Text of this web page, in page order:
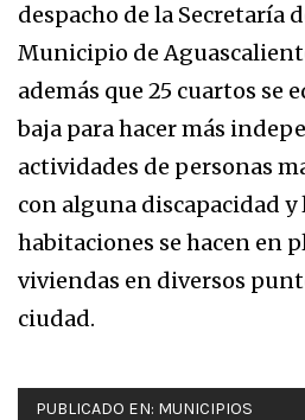
despacho de la Secretaría
Municipio de
además que 25 cuartos se
baja para hacer más
actividades de personas
con alguna discapacidad y
habitaciones se hacen en
viviendas en diversos
ciudad.
PUBLICADO EN: MUNICIPIOS